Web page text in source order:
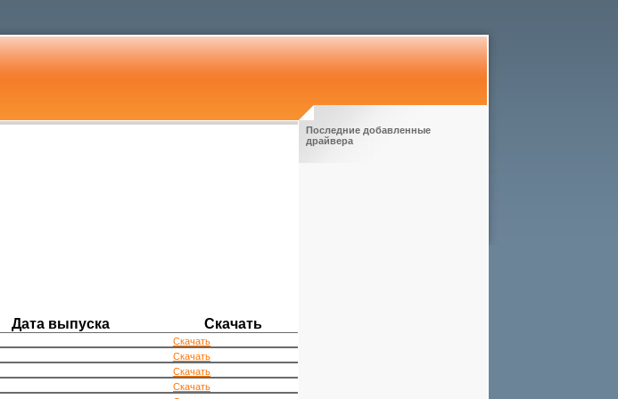
Дата выпуска Скачать
Скачать
Скачать
Скачать
Скачать
Последние добавленные
драйвера